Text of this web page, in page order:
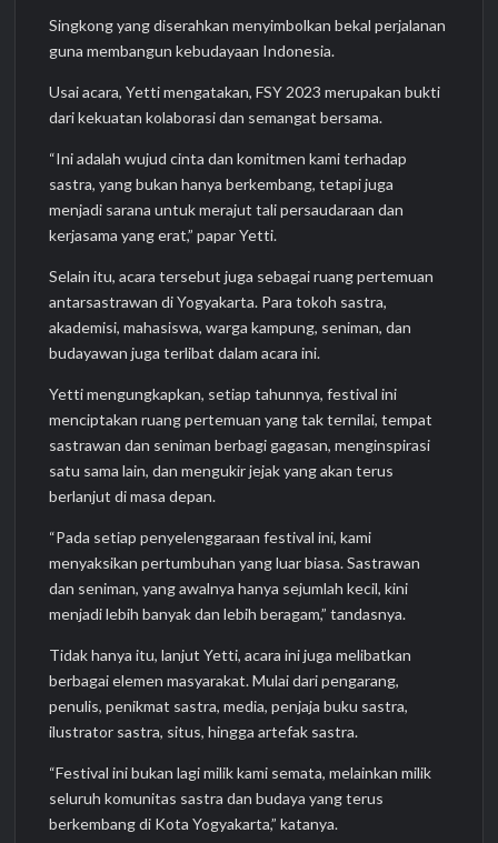
Singkong yang diserahkan menyimbolkan bekal perjalanan
guna membangun kebudayaan Indonesia.
Usai acara, Yetti mengatakan, FSY 2023 merupakan bukti
dari kekuatan kolaborasi dan semangat bersama.
“Ini adalah wujud cinta dan komitmen kami terhadap
sastra, yang bukan hanya berkembang, tetapi juga
menjadi sarana untuk merajut tali persaudaraan dan
kerjasama yang erat,” papar Yetti.
Selain itu, acara tersebut juga sebagai ruang pertemuan
antarsastrawan di Yogyakarta. Para tokoh sastra,
akademisi, mahasiswa, warga kampung, seniman, dan
budayawan juga terlibat dalam acara ini.
Yetti mengungkapkan, setiap tahunnya, festival ini
menciptakan ruang pertemuan yang tak ternilai, tempat
sastrawan dan seniman berbagi gagasan, menginspirasi
satu sama lain, dan mengukir jejak yang akan terus
berlanjut di masa depan.
“Pada setiap penyelenggaraan festival ini, kami
menyaksikan pertumbuhan yang luar biasa. Sastrawan
dan seniman, yang awalnya hanya sejumlah kecil, kini
menjadi lebih banyak dan lebih beragam,” tandasnya.
Tidak hanya itu, lanjut Yetti, acara ini juga melibatkan
berbagai elemen masyarakat. Mulai dari pengarang,
penulis, penikmat sastra, media, penjaja buku sastra,
ilustrator sastra, situs, hingga artefak sastra.
“Festival ini bukan lagi milik kami semata, melainkan milik
seluruh komunitas sastra dan budaya yang terus
berkembang di Kota Yogyakarta,” katanya.